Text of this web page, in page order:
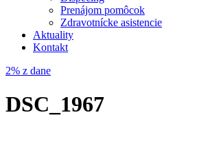
Prenájom pomôcok
Zdravotnícke asistencie
Aktuality
Kontakt
2% z dane
DSC_1967